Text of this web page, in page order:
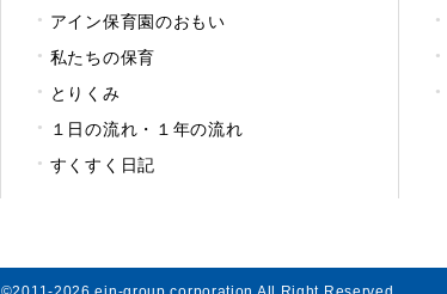
アイン保育園のおもい
私たちの保育
とりくみ
１日の流れ・１年の流れ
すくすく日記